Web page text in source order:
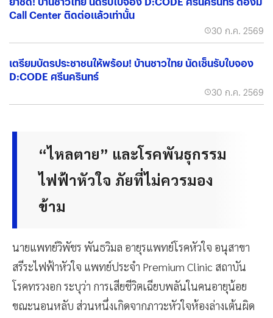
Call Center ติดต่อแล้วเท่านั้น
30 ก.ค. 2569
เตรียมบัตรประชาชนให้พร้อม! บ้านชาวไทย นัดเซ็นรับใบจอง
D:CODE ศรีนครินทร์
30 ก.ค. 2569
“ไหลตาย” และโรคพันธุกรรม
ไฟฟ้าหัวใจ ภัยที่ไม่ควรมอง
ข้าม
นายแพทย์วิพัชร พันธวิมล อายุรแพทย์โรคหัวใจ อนุสาขา
สรีระไฟฟ้าหัวใจ แพทย์ประจำ Premium Clinic สถาบัน
โรคทรวงอก ระบุว่า การเสียชีวิตเฉียบพลันในคนอายุน้อย
ขณะนอนหลับ ส่วนหนึ่งเกิดจากภาวะหัวใจห้องล่างเต้นผิด